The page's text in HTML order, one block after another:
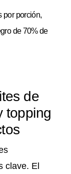
por porción,
de 70% de
de
topping
clave. El